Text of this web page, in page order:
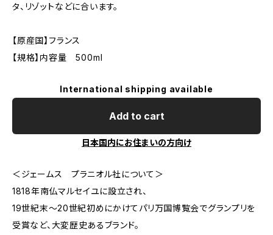
タ、リゾットなどに合います。
【原産国】フランス
【規格】内容量 500ml
International shipping available
Add to cart
日本国内にお住まいの方向け
＜ジェームス プラニオル社について＞
1818年南仏マルセイユに設立され、
19世紀末～20世紀初めにかけてパリ万国博覧会でグランプリを
受賞など、大変歴史あるブランド。